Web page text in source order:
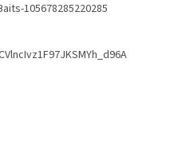
105678285220285